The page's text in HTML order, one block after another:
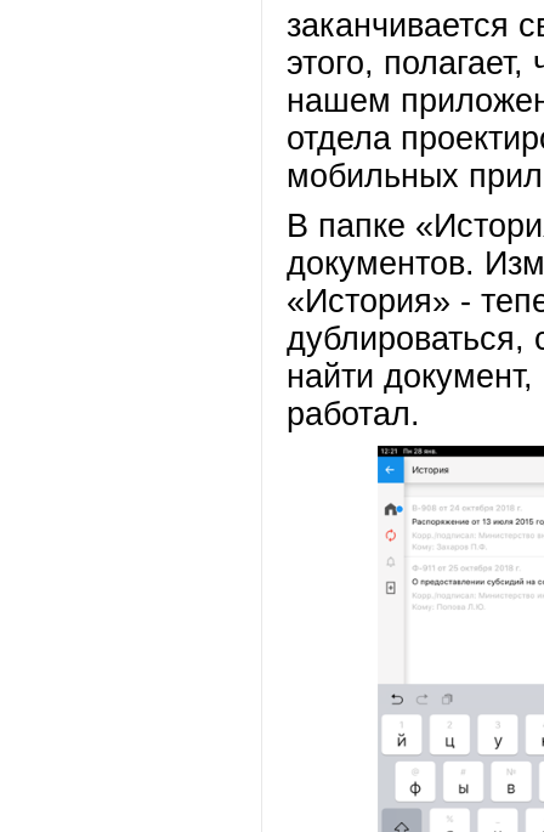
заканчивается
этого,
нашем
отдела
мобильных
В папке
документов.
«История» -
дублироваться,
найти
работал.